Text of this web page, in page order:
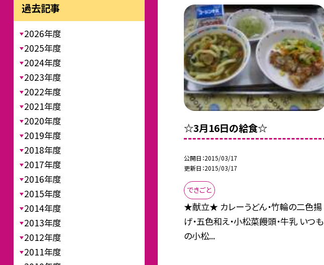
☆3月16日の給食☆
公開日 2015/03/17
更新日 2015/03/17
できごと
★献立★ カレーうどん・竹輪の二色揚
げ・五色和え・小松菜饅頭・牛乳 いつも
の小松...
過去記事
2026年度
2025年度
2024年度
2023年度
2022年度
2021年度
2020年度
2019年度
2018年度
2017年度
2016年度
2015年度
2014年度
2013年度
2012年度
2011年度